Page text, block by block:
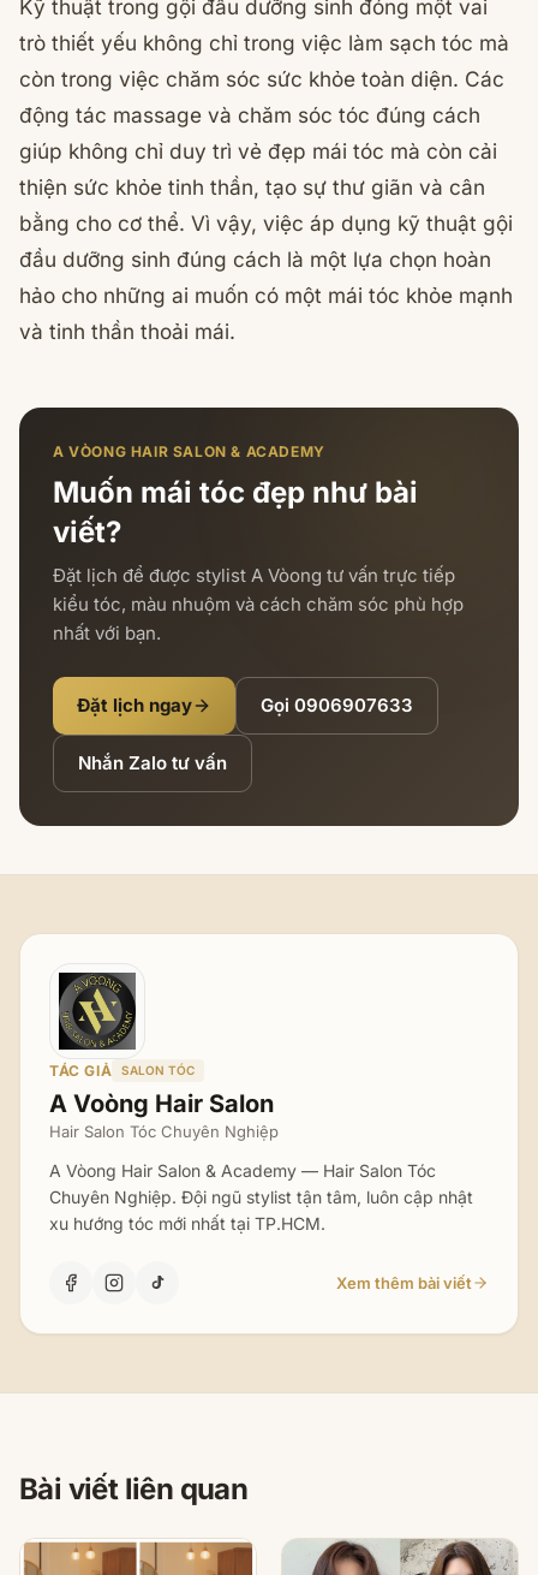
Kỹ thuật trong gội đầu dưỡng sinh đóng một vai
trò thiết yếu không chỉ trong việc làm sạch tóc mà
còn trong việc chăm sóc sức khỏe toàn diện. Các
động tác massage và chăm sóc tóc đúng cách
giúp không chỉ duy trì vẻ đẹp mái tóc mà còn cải
thiện sức khỏe tinh thần, tạo sự thư giãn và cân
bằng cho cơ thể. Vì vậy, việc áp dụng kỹ thuật gội
đầu dưỡng sinh đúng cách là một lựa chọn hoàn
hảo cho những ai muốn có một mái tóc khỏe mạnh
và tinh thần thoải mái.
A VÒONG HAIR SALON & ACADEMY
Muốn mái tóc đẹp như bài
viết?
Đặt lịch để được stylist A Vòong tư vấn trực tiếp
kiểu tóc, màu nhuộm và cách chăm sóc phù hợp
nhất với bạn.
Đặt lịch ngay Gọi 0906907633
Nhắn Zalo tư vấn
TÁC GIẢ SALON TÓC
A Voòng Hair Salon
Hair Salon Tóc Chuyên Nghiệp
A Vòong Hair Salon & Academy — Hair Salon Tóc
Chuyên Nghiệp. Đội ngũ stylist tận tâm, luôn cập nhật
xu hướng tóc mới nhất tại TP.HCM.
Xem thêm bài viết
Bài viết liên quan